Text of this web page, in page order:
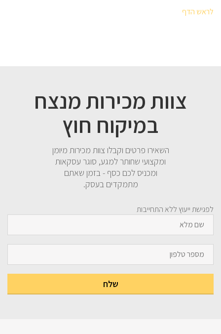
לראש הדף
צוות מכירות מנצח
במיקוח חוץ
השאירו פרטים וקבלו צוות מכירות מיומן
ומקצועי שחותר למגע, סוגר עסקאות
ומכניס לכם כסף - בזמן שאתם
מתמקדים בעסק.
לפגישת ייעוץ ללא התחייבות